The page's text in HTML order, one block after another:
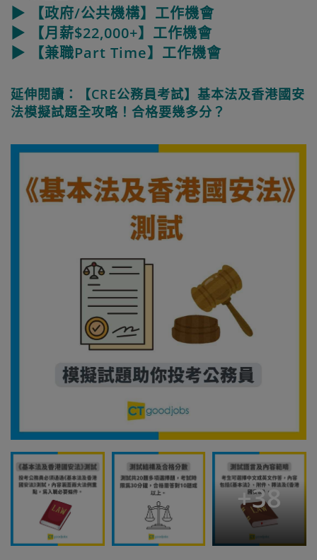
▶ 【政府/公共機構】工作機會
▶ 【月薪$22,000+】工作機會
▶ 【兼職Part Time】工作機會
延伸閱讀：【CRE公務員考試】基本法及香港國安
法模擬試題全攻略！合格要幾多分？
+38